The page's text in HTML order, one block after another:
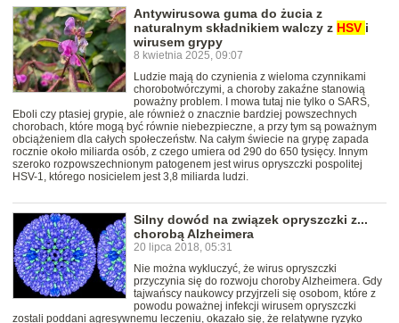
Antywirusowa guma do żucia z
naturalnym składnikiem walczy z HSV i
wirusem grypy
8 kwietnia 2025, 09:07
Ludzie mają do czynienia z wieloma czynnikami
chorobotwórczymi, a choroby zakaźne stanowią
poważny problem. I mowa tutaj nie tylko o SARS,
Eboli czy ptasiej grypie, ale również o znacznie bardziej powszechnych
chorobach, które mogą być równie niebezpieczne, a przy tym są poważnym
obciążeniem dla całych społeczeństw. Na całym świecie na grypę zapada
rocznie około miliarda osób, z czego umiera od 290 do 650 tysięcy. Innym
szeroko rozpowszechnionym patogenem jest wirus opryszczki pospolitej
HSV-1, którego nosicielem jest 3,8 miliarda ludzi.
Silny dowód na związek opryszczki z...
chorobą Alzheimera
20 lipca 2018, 05:31
Nie można wykluczyć, że wirus opryszczki
przyczynia się do rozwoju choroby Alzheimera. Gdy
tajwańscy naukowcy przyjrzeli się osobom, które z
powodu poważnej infekcji wirusem opryszczki
zostali poddani agresywnemu leczeniu, okazało się, że relatywne ryzyko